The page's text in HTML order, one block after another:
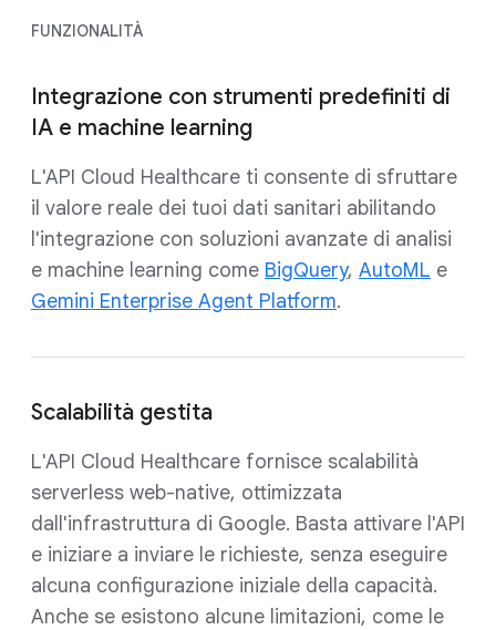
FUNZIONALITÀ
Integrazione con strumenti predefiniti di
IA e machine learning
L'API Cloud Healthcare ti consente di sfruttare
il valore reale dei tuoi dati sanitari abilitando
l'integrazione con soluzioni avanzate di analisi
e machine learning come BigQuery, AutoML e
Gemini Enterprise Agent Platform.
Scalabilità gestita
L'API Cloud Healthcare fornisce scalabilità
serverless web-native, ottimizzata
dall'infrastruttura di Google. Basta attivare l'API
e iniziare a inviare le richieste, senza eseguire
alcuna configurazione iniziale della capacità.
Anche se esistono alcune limitazioni, come le